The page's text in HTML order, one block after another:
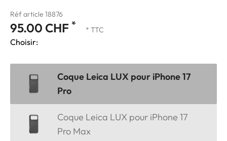
Réf article 18876
95.00 CHF * * TTC
Choisir:
Coque Leica LUX pour iPhone 17
Pro
Coque Leica LUX pour iPhone 17
Pro Max